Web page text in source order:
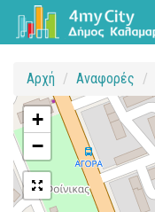
Αρχή Αναφορές
+
−